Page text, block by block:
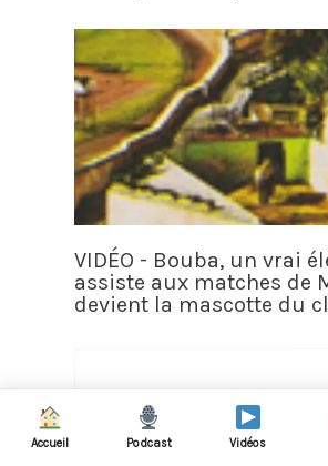
VIDÉO - Bouba, un vrai
assiste aux matches de
devient la mascotte du
Accueil Podcast Vidéos